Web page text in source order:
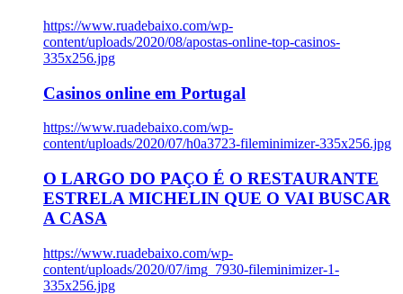
https://www.ruadebaixo.com/wp-
content/uploads/2020/08/apostas-online-top-casinos-
335x256.jpg
Casinos online em Portugal
https://www.ruadebaixo.com/wp-
content/uploads/2020/07/h0a3723-fileminimizer-335x256.jpg
O LARGO DO PAÇO É O RESTAURANTE
ESTRELA MICHELIN QUE O VAI BUSCAR
A CASA
https://www.ruadebaixo.com/wp-
content/uploads/2020/07/img_7930-fileminimizer-1-
335x256.jpg